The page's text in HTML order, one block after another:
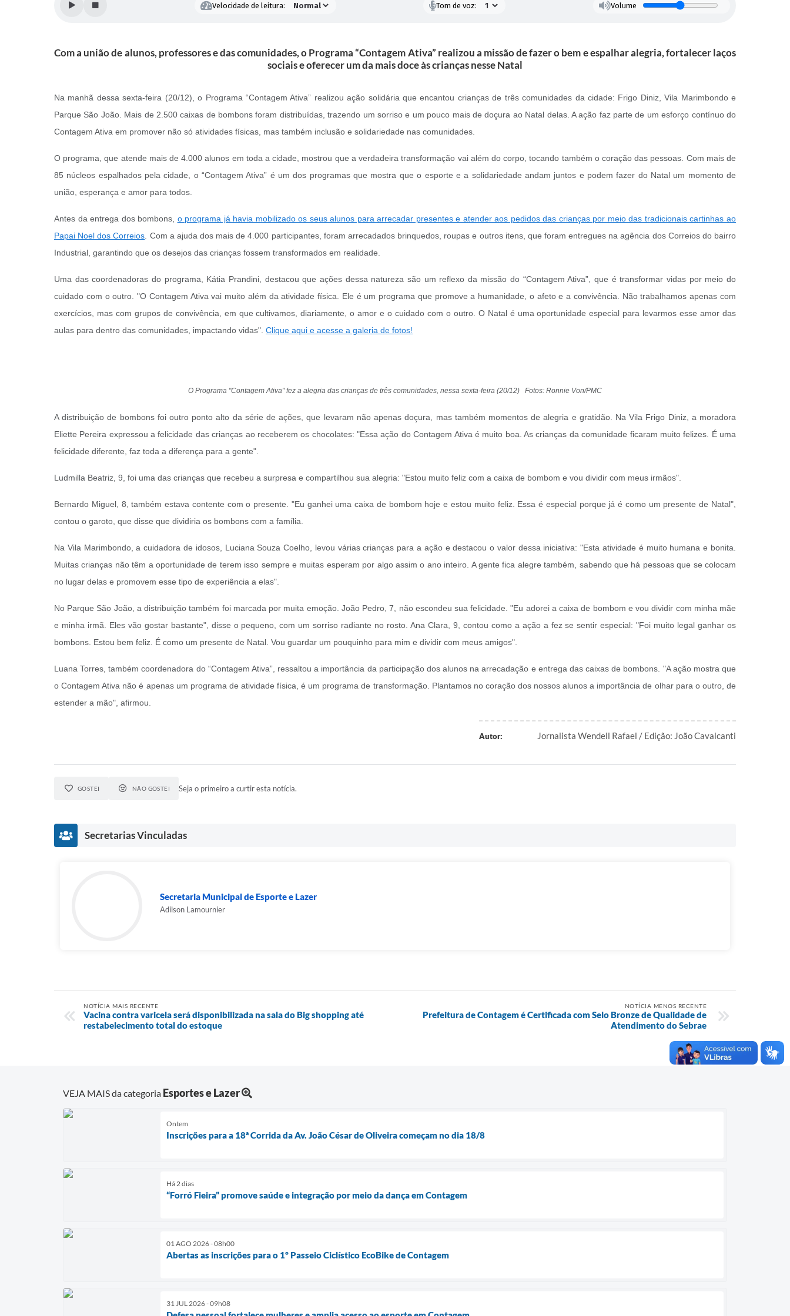
Velocidade de leitura: Tom de voz: Volume
Com a união de alunos, professores e das comunidades, o Programa “Contagem Ativa” realizou a missão de fazer o bem e espalhar alegria, fortalecer laços
sociais e oferecer um da mais doce às crianças nesse Natal
Na manhã dessa sexta-feira (20/12), o Programa “Contagem Ativa” realizou ação solidária que encantou crianças de três comunidades da cidade: Frigo Diniz, Vila Marimbondo e
Parque São João. Mais de 2.500 caixas de bombons foram distribuídas, trazendo um sorriso e um pouco mais de doçura ao Natal delas. A ação faz parte de um esforço contínuo do
Contagem Ativa em promover não só atividades físicas, mas também inclusão e solidariedade nas comunidades.
O programa, que atende mais de 4.000 alunos em toda a cidade, mostrou que a verdadeira transformação vai além do corpo, tocando também o coração das pessoas. Com mais de
85 núcleos espalhados pela cidade, o “Contagem Ativa” é um dos programas que mostra que o esporte e a solidariedade andam juntos e podem fazer do Natal um momento de
união, esperança e amor para todos.
Antes da entrega dos bombons, o programa já havia mobilizado os seus alunos para arrecadar presentes e atender aos pedidos das crianças por meio das tradicionais cartinhas ao
Papai Noel dos Correios . Com a ajuda dos mais de 4.000 participantes, foram arrecadados brinquedos, roupas e outros itens, que foram entregues na agência dos Correios do bairro
Industrial, garantindo que os desejos das crianças fossem transformados em realidade.
Uma das coordenadoras do programa, Kátia Prandini, destacou que ações dessa natureza são um reflexo da missão do “Contagem Ativa”, que é transformar vidas por meio do
cuidado com o outro. "O Contagem Ativa vai muito além da atividade física. Ele é um programa que promove a humanidade, o afeto e a convivência. Não trabalhamos apenas com
exercícios, mas com grupos de convivência, em que cultivamos, diariamente, o amor e o cuidado com o outro. O Natal é uma oportunidade especial para levarmos esse amor das
aulas para dentro das comunidades, impactando vidas". Clique aqui e acesse a galeria de fotos!
O Programa "Contagem Ativa" fez a alegria das crianças de três comunidades, nessa sexta-feira (20/12) Fotos: Ronnie Von/PMC
A distribuição de bombons foi outro ponto alto da série de ações, que levaram não apenas doçura, mas também momentos de alegria e gratidão. Na Vila Frigo Diniz, a moradora
Eliette Pereira expressou a felicidade das crianças ao receberem os chocolates: "Essa ação do Contagem Ativa é muito boa. As crianças da comunidade ficaram muito felizes. É uma
felicidade diferente, faz toda a diferença para a gente".
Ludmilla Beatriz, 9, foi uma das crianças que recebeu a surpresa e compartilhou sua alegria: "Estou muito feliz com a caixa de bombom e vou dividir com meus irmãos".
Bernardo Miguel, 8, também estava contente com o presente. "Eu ganhei uma caixa de bombom hoje e estou muito feliz. Essa é especial porque já é como um presente de Natal",
contou o garoto, que disse que dividiria os bombons com a família.
Na Vila Marimbondo, a cuidadora de idosos, Luciana Souza Coelho, levou várias crianças para a ação e destacou o valor dessa iniciativa: "Esta atividade é muito humana e bonita.
Muitas crianças não têm a oportunidade de terem isso sempre e muitas esperam por algo assim o ano inteiro. A gente fica alegre também, sabendo que há pessoas que se colocam
no lugar delas e promovem esse tipo de experiência a elas".
No Parque São João, a distribuição também foi marcada por muita emoção. João Pedro, 7, não escondeu sua felicidade. "Eu adorei a caixa de bombom e vou dividir com minha mãe
e minha irmã. Eles vão gostar bastante", disse o pequeno, com um sorriso radiante no rosto. Ana Clara, 9, contou como a ação a fez se sentir especial: "Foi muito legal ganhar os
bombons. Estou bem feliz. É como um presente de Natal. Vou guardar um pouquinho para mim e dividir com meus amigos".
Luana Torres, também coordenadora do “Contagem Ativa”, ressaltou a importância da participação dos alunos na arrecadação e entrega das caixas de bombons. "A ação mostra que
o Contagem Ativa não é apenas um programa de atividade física, é um programa de transformação. Plantamos no coração dos nossos alunos a importância de olhar para o outro, de
estender a mão", afirmou.
Autor: Jornalista Wendell Rafael / Edição: João Cavalcanti
GOSTEI NÃO GOSTEI Seja o primeiro a curtir esta notícia.
Secretarias Vinculadas
Secretaria Municipal de Esporte e Lazer
Adilson Lamournier
NOTÍCIA MAIS RECENTE
Vacina contra varicela será disponibilizada na sala do Big shopping até
restabelecimento total do estoque
NOTÍCIA MENOS RECENTE
Prefeitura de Contagem é Certificada com Selo Bronze de Qualidade de
Atendimento do Sebrae
VEJA MAIS da categoria Esportes e Lazer
Ontem
Inscrições para a 18ª Corrida da Av. João César de Oliveira começam no dia 18/8
Há 2 dias
“Forró Fieira” promove saúde e integração por meio da dança em Contagem
01 AGO 2026 - 08h00
Abertas as inscrições para o 1º Passeio Ciclístico EcoBike de Contagem
31 JUL 2026 - 09h08